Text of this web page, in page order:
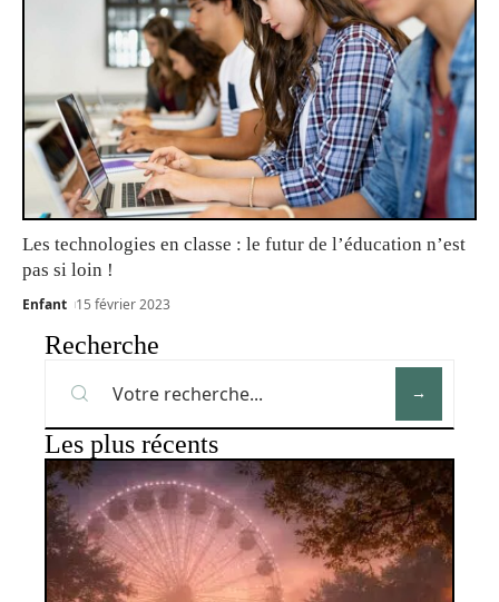
Les technologies en classe : le futur de l’éducation n’est
pas si loin !
Enfant 15 février 2023
Recherche
Les plus récents